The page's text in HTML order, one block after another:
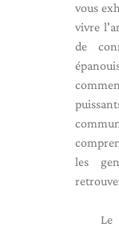
vous
vivre
de
les
Le